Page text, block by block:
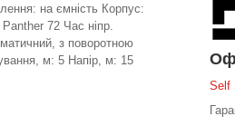
на ємність Корпус:
72 Час ніпр.
з поворотною
м: 5 Напір, м: 15
Self